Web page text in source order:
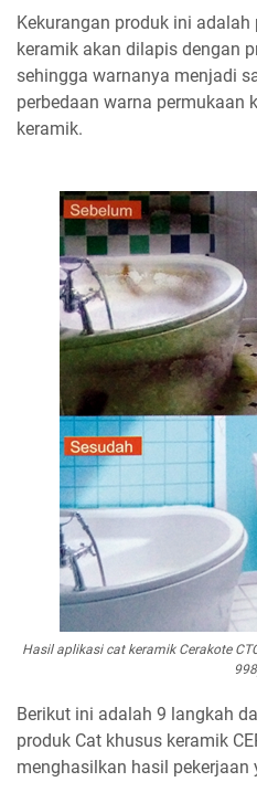
Kekurangan produk ini
keramik akan dilapis dengan
sehingga warnanya menjadi
perbedaan warna permukaan
keramik.
Hasil aplikasi cat keramik Cerakote
Berikut ini adalah 9 langkah
produk Cat khusus keramik
menghasilkan hasil